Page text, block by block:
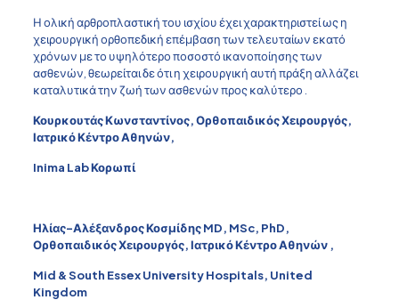
Η ολική αρθροπλαστική του ισχίου έχει χαρακτηριστεί ως η
χειρουργική ορθοπεδική επέμβαση των τελευταίων εκατό
χρόνων με το υψηλότερο ποσοστό ικανοποίησης των
ασθενών, θεωρείται δε ότι η χειρουργική αυτή πράξη αλλάζει
καταλυτικά την ζωή των ασθενών προς καλύτερο .
Κουρκουτάς Κωνσταντίνος, Ορθοπαιδικός Χειρουργός,
Ιατρικό Κέντρο Αθηνών,
Inima Lab Κορωπί
Ηλίας-Αλέξανδρος Κοσμίδης MD, MSc, PhD,
Ορθοπαιδικός Χειρουργός, Ιατρικό Κέντρο Αθηνών ,
Mid & South Essex University Hospitals, United
Kingdom